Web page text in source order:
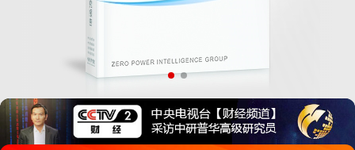
27年研究经验，深度洞察行业驱动力
多元化、高学历的实战型精英团队